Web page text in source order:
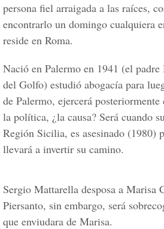
persona fiel arraigada a las raíces,
encontrarlo un domingo cualquiera
reside en Roma.
Nació en Palermo en 1941 (el
del Golfo) estudió abogacía para
de Palermo, ejercerá
la política, ¿la causa? Será cuando
Región Sicilia, es asesinado (1980)
llevará a invertir su camino.
Sergio Mattarella desposa a Marisa
Piersanto, sin embargo, será
que enviudara de Marisa.